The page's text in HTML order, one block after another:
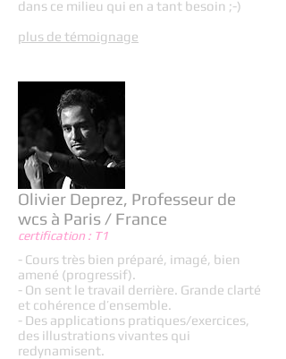
dans ce milieu qui en a tant besoin ;-)
plus de témoignage
Olivier Deprez, Professeur de
wcs à Paris / France
certification : T1
- Cours très bien préparé, imagé, bien
amené (progressif).
- On sent le travail derrière. Grande clarté
et cohérence d’ensemble.
- Des applications pratiques/exercices,
des illustrations vivantes qui
redynamisent.